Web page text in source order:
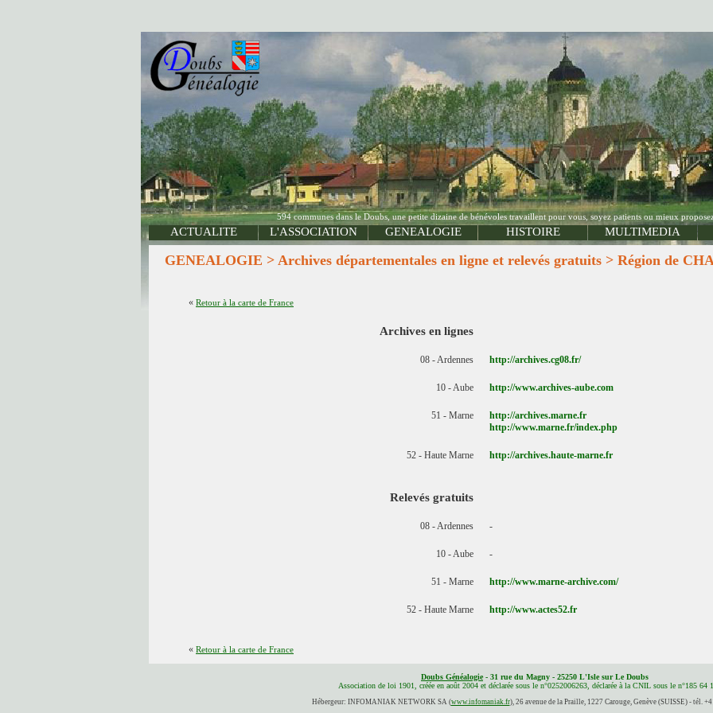
594 communes dans le Doubs, une petite dizaine de bénévoles travaillent pour vous, soyez patients ou mieux
ACTUALITE L'ASSOCIATION GENEALOGIE HISTOIRE MULTIMEDIA
GENEALOGIE > Archives départementales en ligne et relevés gratuits > Région de
« Retour à la carte de France
Archives en lignes
08 - Ardennes http://archives.cg08.fr/
10 - Aube http://www.archives-aube.com
51 - Marne
http://archives.marne.fr
http://www.marne.fr/index.php
52 - Haute Marne http://archives.haute-marne.fr
Relevés gratuits
08 - Ardennes -
10 - Aube -
51 - Marne http://www.marne-archive.com/
52 - Haute Marne http://www.actes52.fr
« Retour à la carte de France
Doubs Généalogie- 31 rue du Magny - 25250 L'Isle sur Le Doubs
Association de loi 1901, créée en août 2004 et déclarée sous le n°0252006263, déclarée à la CNIL sous le n°185 64
Hébergeur: INFOMANIAK NETWORK SA (www.infomaniak.fr), 26 avenue de la Praille, 1227 Carouge, Genève (SUISSE) - tél.